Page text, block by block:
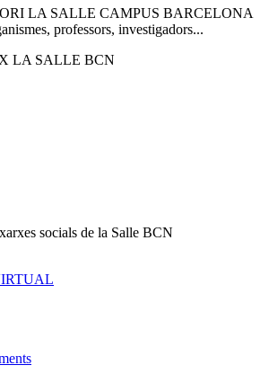
LA SALLE CAMPUS BARCELONA
professors, investigadors...
LA SALLE BCN
socials de la Salle BCN